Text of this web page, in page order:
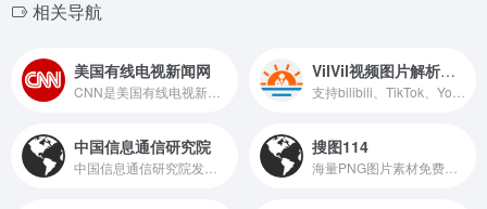
相关导航
美国有线电视新闻网 VilVil视频图片解析下载
中国信息通信研究院 搜图114